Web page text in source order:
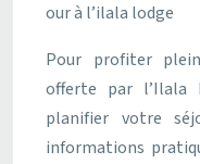
our à l’ilala lodge
Pour profiter
offerte par l’Ilala
planifier votre
informations